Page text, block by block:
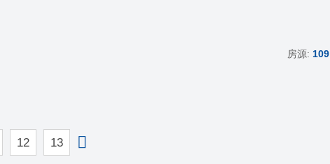
房源: 109
12 13